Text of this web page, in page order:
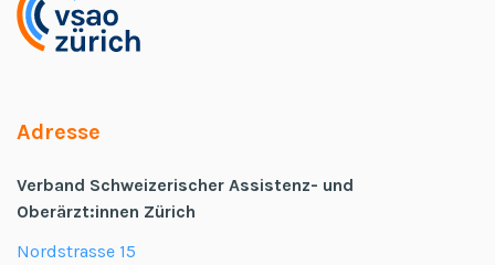
Adresse
Verband Schweizerischer Assistenz- und
Oberärzt:innen Zürich
Nordstrasse 15